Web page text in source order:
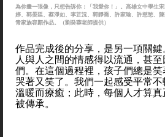
為你畫一張像，只想告訴你：「我愛你！」。高雄女中學生
婷、郭晏廷、蔡淨如、李芷沅、郭靜喬、許家瑜、許慈愍、
青家族容顏作品。（劉癸蓉老師提供）
作品完成後的分享，是另一項關鍵
人與人之間的情感得以流通，甚
們。在這個過程裡，孩子們總是
哭著又笑了。我們一起感受平常不
溫暖而療癒；此時，每個人才算真
被傳承。